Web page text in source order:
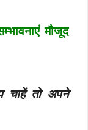
मौजूद
चाहें तो अपने